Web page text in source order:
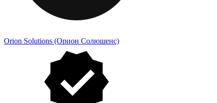
Orion Solutions (Орион Солюшенс)